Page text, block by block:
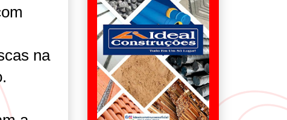
na